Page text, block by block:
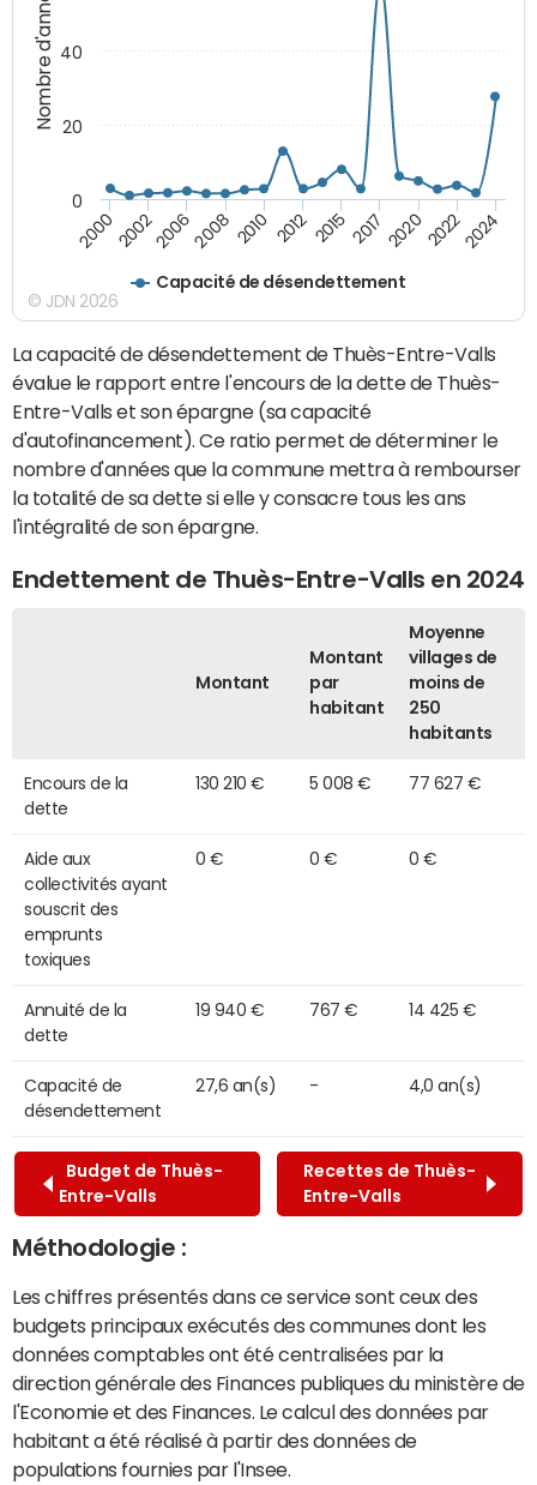
Nombre d'années
Capacité de désendettement
2000200220062008 2010 2012 2015 2017 202020222024
0
20
40
© JDN 2026
La capacité de désendettement de Thuès-Entre-Valls
évalue le rapport entre l'encours de la dette de Thuès-
Entre-Valls et son épargne (sa capacité
d'autofinancement). Ce ratio permet de déterminer le
nombre d'années que la commune mettra à rembourser
la totalité de sa dette si elle y consacre tous les ans
l'intégralité de son épargne.
Endettement de Thuès-Entre-Valls en 2024
Montant
Montant
par
habitant
Moyenne
villages de
moins de
250
habitants
Encours de la
dette
130 210 € 5 008 € 77 627 €
Aide aux
collectivités ayant
souscrit des
emprunts
toxiques
0 € 0 € 0 €
Annuité de la
dette
19 940 € 767 € 14 425 €
Capacité de
désendettement
27,6 an(s) - 4,0 an(s)
Budget de Thuès-
Entre-Valls
Recettes de Thuès-
Entre-Valls
Méthodologie :
Les chiffres présentés dans ce service sont ceux des
budgets principaux exécutés des communes dont les
données comptables ont été centralisées par la
direction générale des Finances publiques du ministère de
l'Economie et des Finances. Le calcul des données par
habitant a été réalisé à partir des données de
populations fournies par l'Insee.